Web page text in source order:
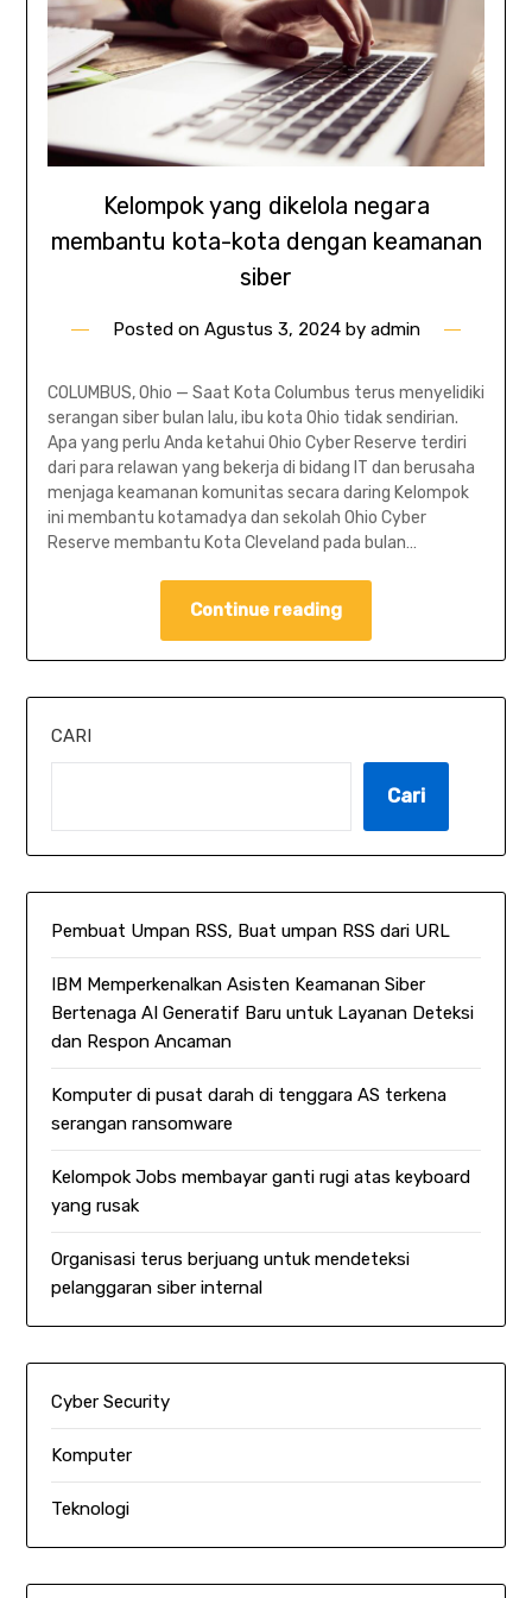
Kelompok yang dikelola negara
membantu kota-kota dengan keamanan
siber
Posted on Agustus 3, 2024by admin
COLUMBUS, Ohio — Saat Kota Columbus terus menyelidiki
serangan siber bulan lalu, ibu kota Ohio tidak sendirian.
Apa yang perlu Anda ketahui Ohio Cyber ​​Reserve terdiri
dari para relawan yang bekerja di bidang IT dan berusaha
menjaga keamanan komunitas secara daring Kelompok
ini membantu kotamadya dan sekolah Ohio Cyber ​​
Reserve membantu Kota Cleveland pada bulan…
Continue reading
CARI
Cari
Pembuat Umpan RSS, Buat umpan RSS dari URL
IBM Memperkenalkan Asisten Keamanan Siber
Bertenaga AI Generatif Baru untuk Layanan Deteksi
dan Respon Ancaman
Komputer di pusat darah di tenggara AS terkena
serangan ransomware
Kelompok Jobs membayar ganti rugi atas keyboard
yang rusak
Organisasi terus berjuang untuk mendeteksi
pelanggaran siber internal
Cyber Security
Komputer
Teknologi